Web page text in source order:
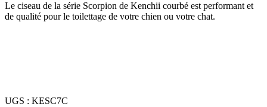
Le ciseau de la série Scorpion de Kenchii courbé est performant et
de qualité pour le toilettage de votre chien ou votre chat.
UGS : KESC7C